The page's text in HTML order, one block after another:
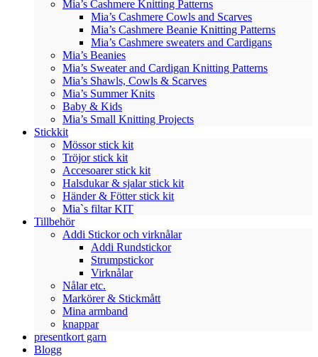
Mia’s Cashmere Knitting Patterns
Mia’s Cashmere Cowls and Scarves
Mia’s Cashmere Beanie Knitting Patterns
Mia’s Cashmere sweaters and Cardigans
Mia’s Beanies
Mia’s Sweater and Cardigan Knitting Patterns
Mia’s Shawls, Cowls & Scarves
Mia’s Summer Knits
Baby & Kids
Mia’s Small Knitting Projects
Stickkit
Mössor stick kit
Tröjor stick kit
Accesoarer stick kit
Halsdukar & sjalar stick kit
Händer & Fötter stick kit
Mia`s filtar KIT
Tillbehör
Addi Stickor och virknålar
Addi Rundstickor
Strumpstickor
Virknålar
Nålar etc.
Markörer & Stickmått
Mina armband
knappar
presentkort garn
Blogg